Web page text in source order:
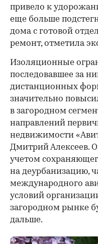
привело к
еще больше
дома с готовой
ремонт, отметила
Изоляционные
последовавшее за
дистанционных
значительно
в загородном
направлений
недвижимости
Дмитрий Алексеев.
учетом
на деурбанизацию,
международного
условий
загородном рынке
дальше.